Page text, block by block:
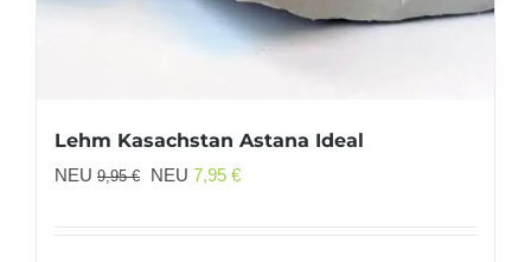
Lehm Kasachstan Astana Ideal
NEU 9,95€
Ursprünglicher
NEU 7,95 €Aktueller